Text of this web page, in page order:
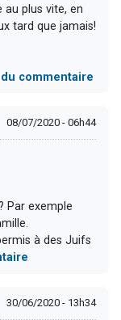
plus vite, en
tard que jamais!
commentaire
08/07/2020 - 06h44
Par exemple
à des Juifs
30/06/2020 - 13h34